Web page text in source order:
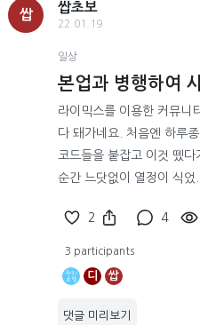
쌉
쌉초보
22.01.19
일상
본업과 병행하여
라이믹스를 이용한 커뮤니
다 돼가네요. 처음엔 하루
코드들을 붙잡고 이것 뗐
순간 느닷없이 열정이 식었...
2 4
3 participants
디 쌉
댓글 미리보기